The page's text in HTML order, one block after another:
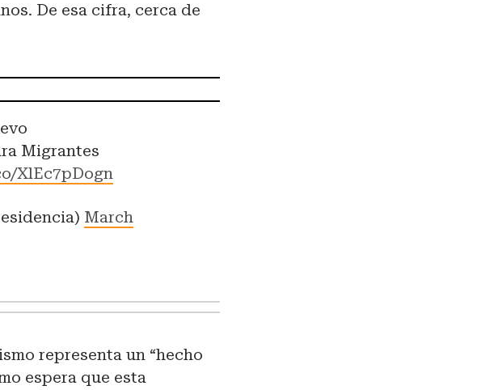
De esa cifra, cerca de
Migrantes
XlEc7pDogn
March
representa un “hecho
espera que esta